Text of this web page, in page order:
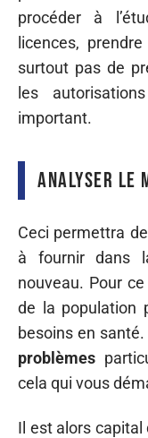
procéder à
licences,
surtout pas de
les
important.
Analyser le
Ceci permettra
à fournir dans
nouveau. Pour
de la population
besoins en
problèmes
cela qui vous
Il est alors capital